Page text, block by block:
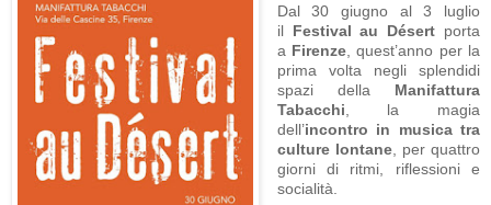
Dal 30 giugno al 3 luglio
il Festival au Désert porta
a Firenze , quest’anno per la
prima volta negli splendidi
spazi della
Manifattura
Tabacchi , la magia
dell’incontro in musica tra
culture lontane, per quattro
giorni di ritmi, riflessioni e
socialità.